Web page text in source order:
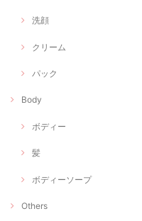
洗顔
クリーム
パック
Body
ボディー
髪
ボディーソープ
Others